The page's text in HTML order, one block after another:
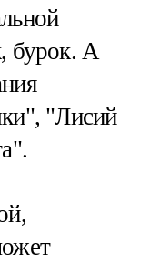
бурок. А
"Лисий